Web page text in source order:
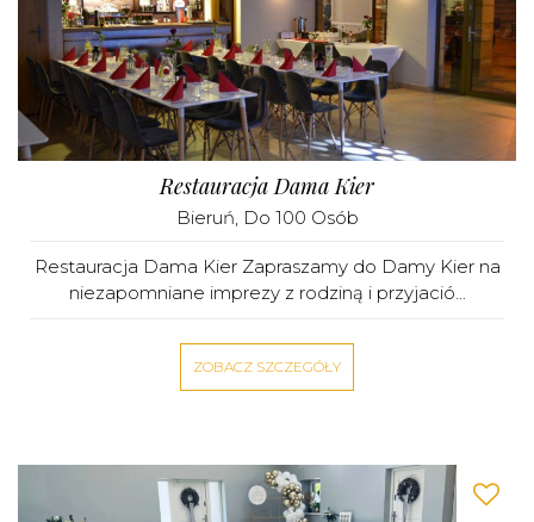
Restauracja Dama Kier
Bieruń, Do 100 Osób
Restauracja Dama Kier Zapraszamy do Damy Kier na
niezapomniane imprezy z rodziną i przyjació...
ZOBACZ SZCZEGÓŁY